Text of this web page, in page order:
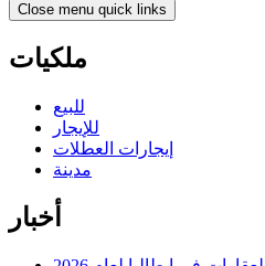
Close menu quick links
ملكيات
للبيع
للإيجار
إيجارات العطلات
مدينة
أخبار